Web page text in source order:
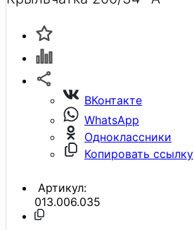
ВКонтакте
WhatsApp
Одноклассники
Копировать ссылку
Артикул:
013.006.035